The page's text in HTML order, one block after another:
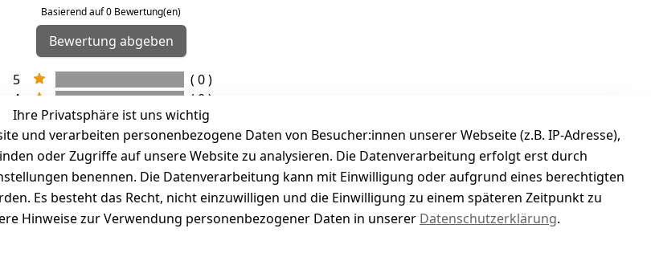
Basierend auf 0 Bewertung(en)
Bewertung abgeben
5
( 0 )
4
( 0 )
3
( 0 )
2
( 0 )
1
( 0 )
Ihre Privatsphäre ist uns wichtig
und verarbeiten personenbezogene Daten von Besucher:innen unserer Webseite (z.B. IP-Adresse),
oder Zugriffe auf unsere Website zu analysieren. Die Datenverarbeitung erfolgt erst durch
benennen. Die Datenverarbeitung kann mit Einwilligung oder aufgrund eines berechtigten
Es besteht das Recht, nicht einzuwilligen und die Einwilligung zu einem späteren Zeitpunkt zu
Hinweise zur Verwendung personenbezogener Daten in unserer Datenschutzerklärung.